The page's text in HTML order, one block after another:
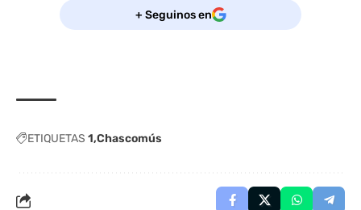
+ Seguinos en
ETIQUETAS 1 Chascomús